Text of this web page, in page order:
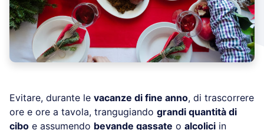
Evitare, durante le vacanze di fine anno, di trascorrere
ore e ore a tavola, trangugiando grandi quantità di
cibo e assumendo bevande gassate o alcolici in